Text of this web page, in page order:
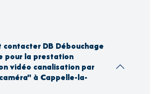
contacter DB Débouchage
pour la prestation
vidéo canalisation par
à Cappelle-la-